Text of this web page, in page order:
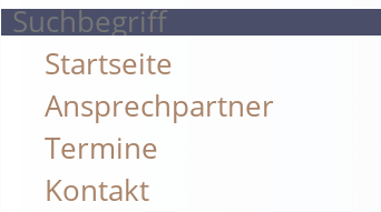
Startseite
Ansprechpartner
Termine
Kontakt